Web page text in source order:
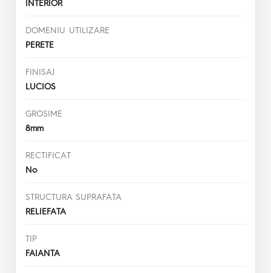
INTERIOR
DOMENIU UTILIZARE
PERETE
FINISAJ
LUCIOS
GROSIME
8mm
RECTIFICAT
No
STRUCTURA SUPRAFATA
RELIEFATA
TIP
FAIANTA